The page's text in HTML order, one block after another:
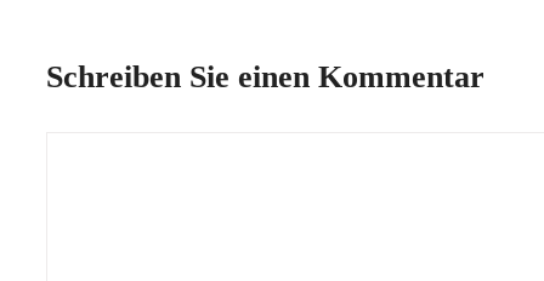
Schreiben Sie einen Kommentar